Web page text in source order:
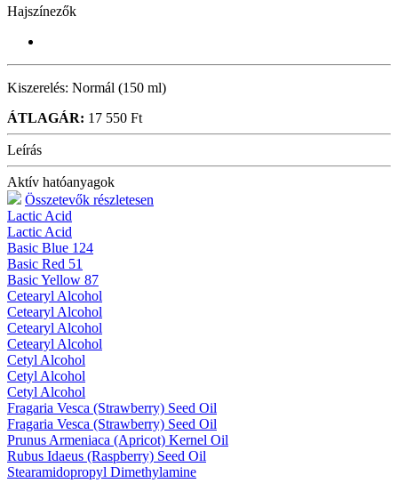
Hajszínezők
Kiszerelés: Normál (150 ml)
ÁTLAGÁR: 17 550 Ft
Leírás
Aktív hatóanyagok
Összetevők részletesen
Lactic Acid
Lactic Acid
Basic Blue 124
Basic Red 51
Basic Yellow 87
Cetearyl Alcohol
Cetearyl Alcohol
Cetearyl Alcohol
Cetearyl Alcohol
Cetyl Alcohol
Cetyl Alcohol
Cetyl Alcohol
Fragaria Vesca (Strawberry) Seed Oil
Fragaria Vesca (Strawberry) Seed Oil
Prunus Armeniaca (Apricot) Kernel Oil
Rubus Idaeus (Raspberry) Seed Oil
Stearamidopropyl Dimethylamine